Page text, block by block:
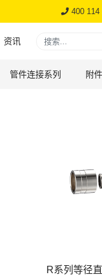
400 114
资讯
搜索
管件连接系列 附件
R系列等径